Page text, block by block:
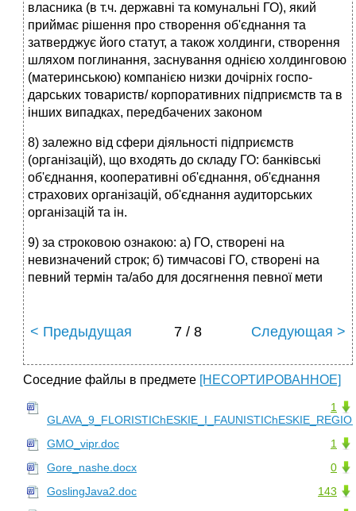
власника (в т.ч. державні та комунальні ГО), який
приймає рі­шення про створення об'єднання та
затверджує його статут, а також холдинги, створення
шляхом поглинання, заснування однією холдинговою
(материнською) компанією низки дочірніх госпо­
дарських товариств/ корпоративних підприємств та в
інших випадках, передбачених законом
8) залежно від сфери діяльності підприємств
(організацій), що входять до складу ГО: банківські
об'єднання, кооперативні об'єднання, об'єднання
страхових організацій, об'єднання ауди­торських
організацій та ін.
9) за строковою ознакою: а) ГО, створені на
невизначений строк; б) тимчасові ГО, створені на
певний термін та/або для досягнення певної мети
< Предыдущая 7 / 8 Следующая >
Соседние файлы в предмете [НЕСОРТИРОВАННОЕ]
1
1
GMO_vipr.doc
0
Gore_nashe.docx
143
GoslingJava2.doc